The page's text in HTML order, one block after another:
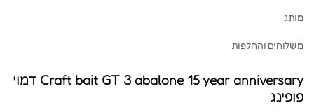
מותג
משלוחים והחלפות
Craft bait GT 3 abalone 15 year anniversary דמוי
פופינג